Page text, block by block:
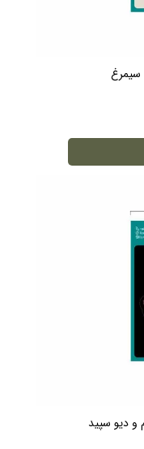
سیمرغ
و دیو سپید